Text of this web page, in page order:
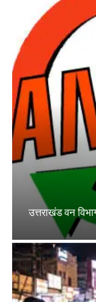
उत्तराखंड वन